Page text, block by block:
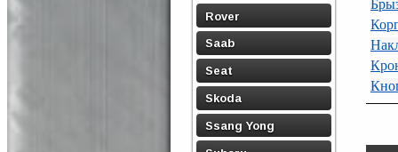
Rover
Saab
Seat
Skoda
Ssang Yong